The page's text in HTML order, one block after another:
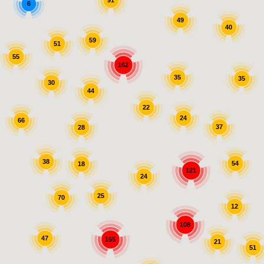
162
54
28
25
108
38
24
51
35
35
155
121
22
51
37
12
40
66
47
59
44
30
70
24
49
55
6
18
21